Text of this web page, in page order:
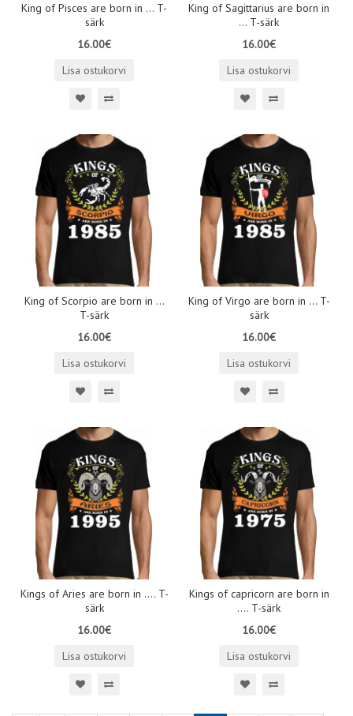
King of Pisces are born in ... T-
särk
16.00€
Lisa ostukorvi
King of Sagittarius are born in
... T-särk
16.00€
Lisa ostukorvi
King of Scorpio are born in ...
T-särk
16.00€
Lisa ostukorvi
King of Virgo are born in ... T-
särk
16.00€
Lisa ostukorvi
Kings of Aries are born in .... T-
särk
16.00€
Lisa ostukorvi
Kings of capricorn are born in
.... T-särk
16.00€
Lisa ostukorvi